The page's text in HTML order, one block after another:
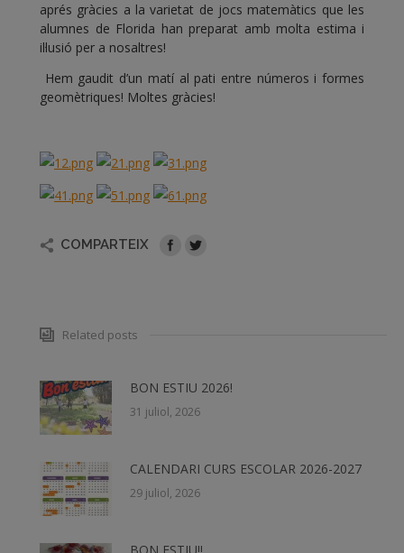
aprés gràcies a la varietat de jocs matemàtics que les
alumnes de Florida han preparat amb molta estima i
il·lusió per a nosaltres!
Hem gaudit d’un matí al pati entre números i formes
geomètriques! Moltes gràcies!
COMPARTEIX
Related posts
BON ESTIU 2026!
31 juliol, 2026
CALENDARI CURS ESCOLAR 2026-2027
29 juliol, 2026
BON ESTIU!!